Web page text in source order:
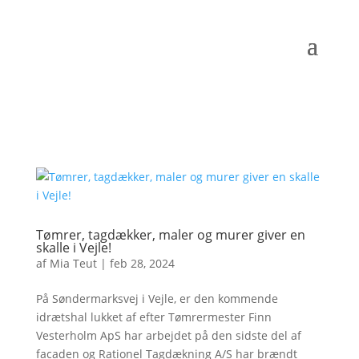
Tømrer, tagdækker, maler og murer giver en
skalle i Vejle!
af Mia Teut| feb 28, 2024
På Søndermarksvej i Vejle, er den kommende
idrætshal lukket af efter Tømrermester Finn
Vesterholm ApS har arbejdet på den sidste del af
facaden og Rationel Tagdækning A/S har brændt